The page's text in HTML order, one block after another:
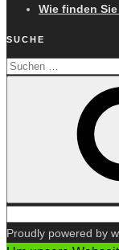
Wie finden
SUCHE
Suchen
Proudly powered by